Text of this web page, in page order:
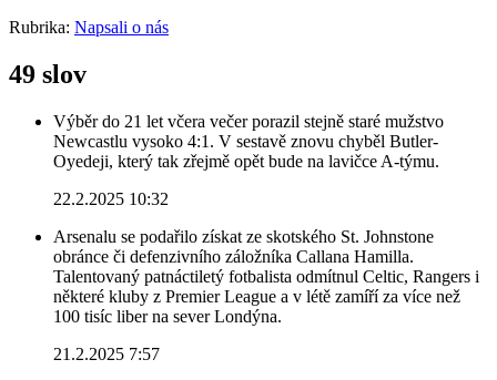
Rubrika: Napsali o nás
49 slov
Výběr do 21 let včera večer porazil stejně staré mužstvo
Newcastlu vysoko 4:1. V sestavě znovu chyběl Butler-
Oyedeji, který tak zřejmě opět bude na lavičce A-týmu.
22.2.2025 10:32
Arsenalu se podařilo získat ze skotského St. Johnstone
obránce či defenzivního záložníka Callana Hamilla.
Talentovaný patnáctiletý fotbalista odmítnul Celtic, Rangers i
některé kluby z Premier League a v létě zamíří za více než
100 tisíc liber na sever Londýna.
21.2.2025 7:57